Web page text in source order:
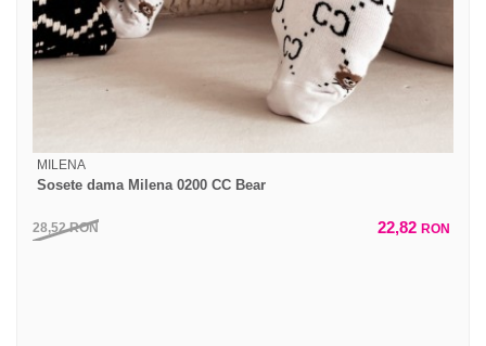
MILENA
Sosete dama Milena 0200 CC Bear
28,52RON 22,82 RON